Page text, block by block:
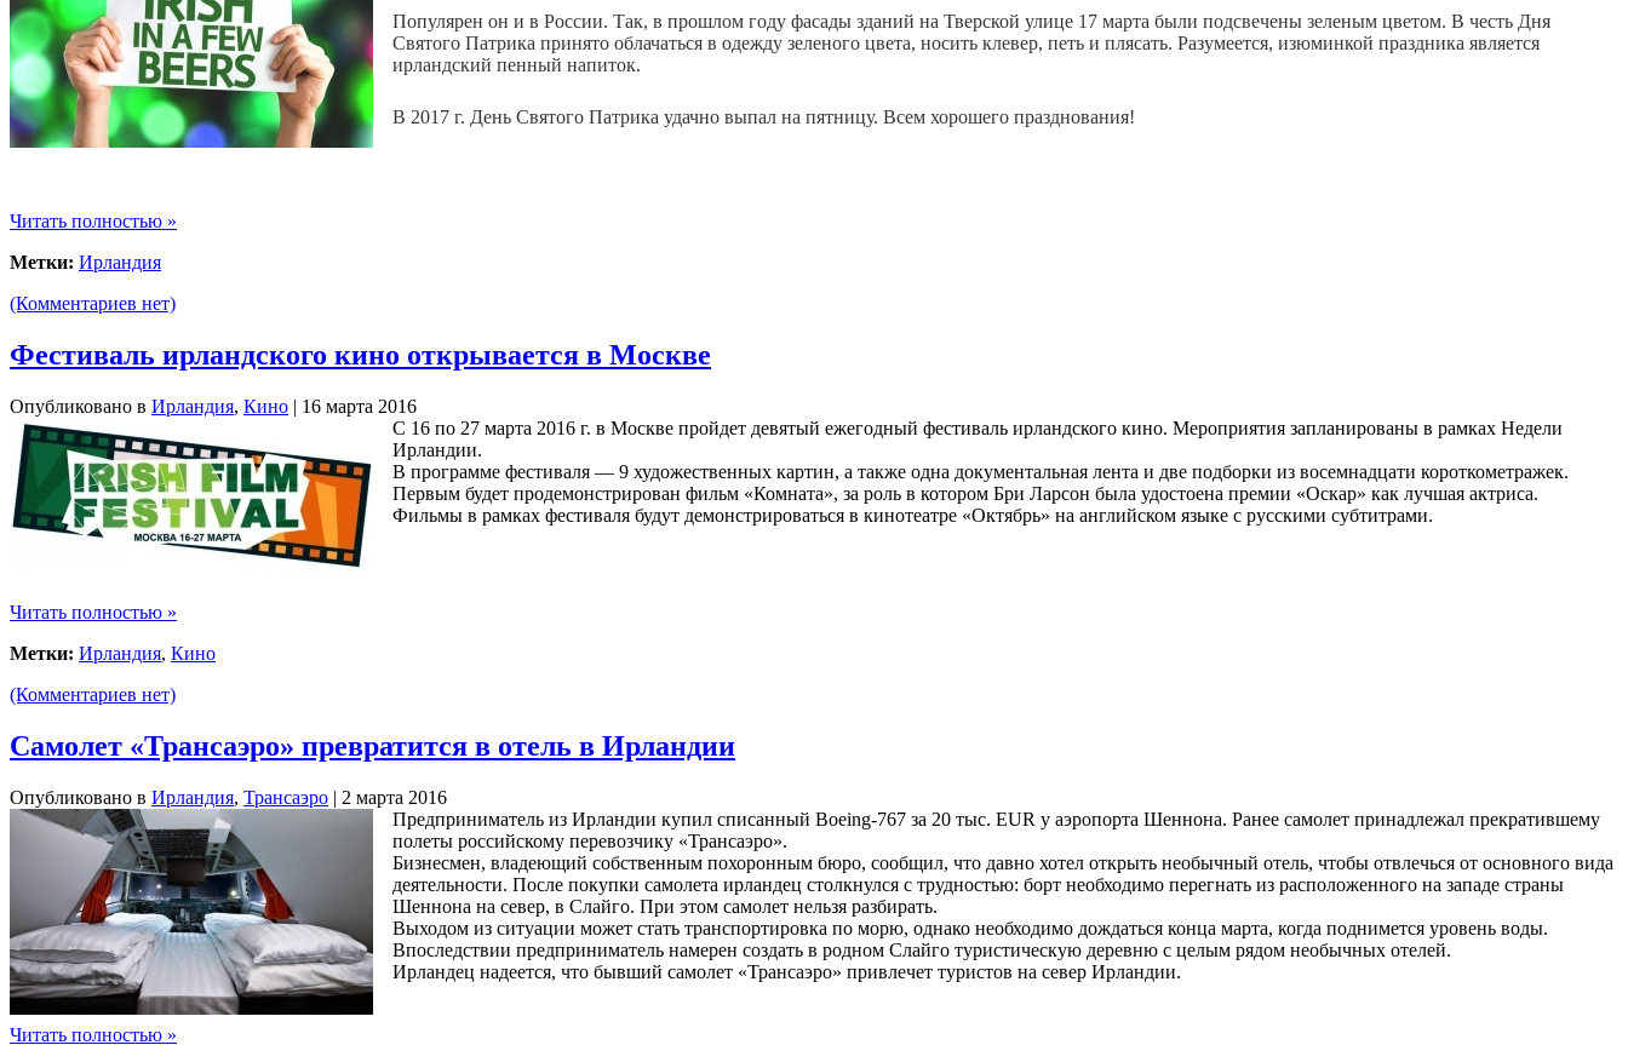
Популярен он и в России. Так, в прошлом году фасады зданий на Тверской улице 17 марта были подсвечены зеленым цветом. В честь Дня
Святого Патрика принято облачаться в одежду зеленого цвета, носить клевер, петь и плясать. Разумеется, изюминкой праздника является
ирландский пенный напиток.
В 2017 г. День Святого Патрика удачно выпал на пятницу. Всем хорошего празднования!
Читать полностью »
Метки: Ирландия
(Комментариев нет)
Фестиваль ирландского кино открывается в Москве
Опубликовано в Ирландия, Кино | 16 марта 2016
С 16 по 27 марта 2016 г. в Москве пройдет девятый ежегодный фестиваль ирландского кино. Мероприятия запланированы в рамках Недели
Ирландии.
В программе фестиваля — 9 художественных картин, а также одна документальная лента и две подборки из восемнадцати короткометражек.
Первым будет продемонстрирован фильм «Комната», за роль в котором Бри Ларсон была удостоена премии «Оскар» как лучшая актриса.
Фильмы в рамках фестиваля будут демонстрироваться в кинотеатре «Октябрь» на английском языке с русскими субтитрами.
Читать полностью »
Метки: Ирландия, Кино
(Комментариев нет)
Самолет «Трансаэро» превратится в отель в Ирландии
Опубликовано в Ирландия, Трансаэро | 2 марта 2016
Предприниматель из Ирландии купил списанный Boeing-767 за 20 тыс. EUR у аэропорта Шеннона. Ранее самолет принадлежал прекратившему
полеты российскому перевозчику «Трансаэро».
Бизнесмен, владеющий собственным похоронным бюро, сообщил, что давно хотел открыть необычный отель, чтобы отвлечься от основного вида
деятельности. После покупки самолета ирландец столкнулся с трудностью: борт необходимо перегнать из расположенного на западе страны
Шеннона на север, в Слайго. При этом самолет нельзя разбирать.
Выходом из ситуации может стать транспортировка по морю, однако необходимо дождаться конца марта, когда поднимется уровень воды.
Впоследствии предприниматель намерен создать в родном Слайго туристическую деревню с целым рядом необычных отелей.
Ирландец надеется, что бывший самолет «Трансаэро» привлечет туристов на север Ирландии.
Читать полностью »